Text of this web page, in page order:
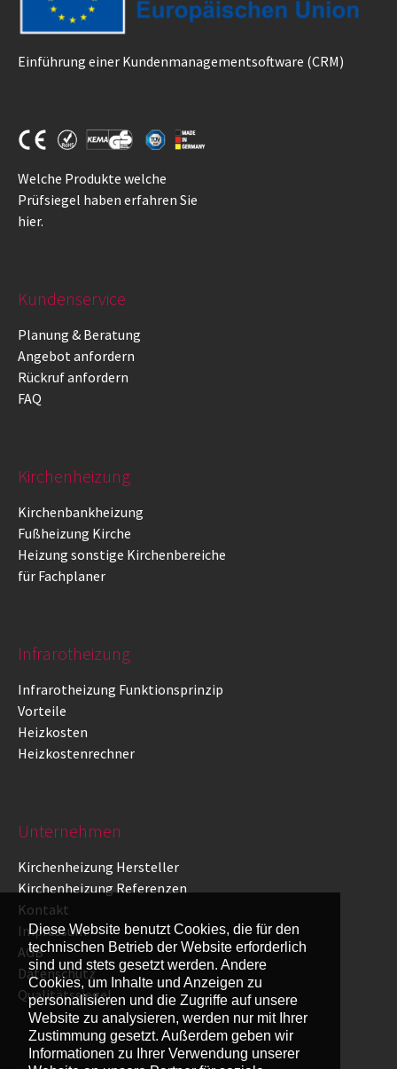
Diese Website benutzt Cookies, die für den
technischen Betrieb der Website erforderlich
sind und stets gesetzt werden. Andere
Cookies, um Inhalte und Anzeigen zu
personalisieren und die Zugriffe auf unsere
Website zu analysieren, werden nur mit Ihrer
Zustimmung gesetzt. Außerdem geben wir
Informationen zu Ihrer Verwendung unserer
Einführung einer Kundenmanagementsoftware (CRM)
Welche Produkte welche
Prüfsiegel haben erfahren Sie
hier.
Kundenservice
Planung & Beratung
Angebot anfordern
Rückruf anfordern
FAQ
Kirchenheizung
Kirchenbankheizung
Fußheizung Kirche
Heizung sonstige Kirchenbereiche
für Fachplaner
Infrarotheizung
Infrarotheizung Funktionsprinzip
Vorteile
Heizkosten
Heizkostenrechner
Unternehmen
Kirchenheizung Hersteller
Kirchenheizung Referenzen
Kontakt
Impressum
AGB
Datenschutz
Qualitätssiegel